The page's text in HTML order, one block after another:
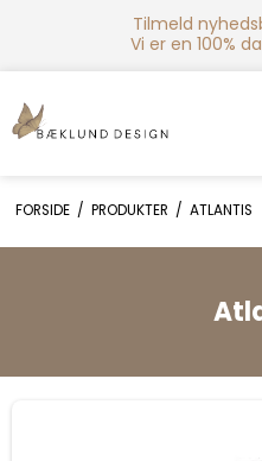
Tilmeld
Vi er en 100%
FORSIDE / PRODUKTER / ATLANTIS